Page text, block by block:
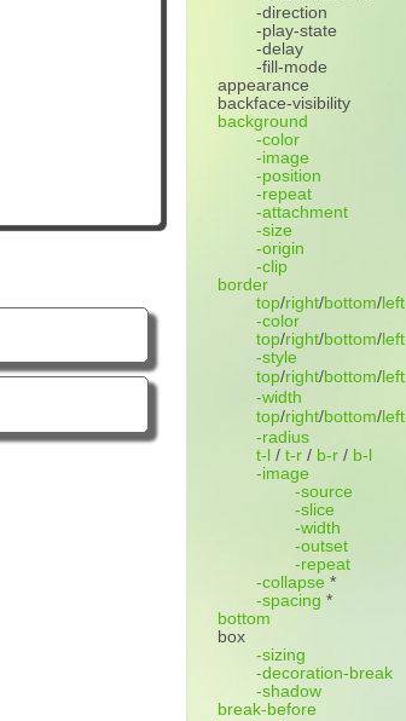
-direction
-play-state
-delay
-fill-mode
appearance
backface-visibility
background
-color
-image
-position
-repeat
-attachment
-size
-origin
-clip
border
top/right/bottom/ left
-color
top/right/bottom/ left
-style
top/right/bottom/ left
-width
top/right/bottom/ left
-radius
t-l / t-r / b-r / b-l
-image
-source
-slice
-width
-outset
-repeat
-collapse *
-spacing *
bottom
box
-sizing
-decoration-break
-shadow
break-before